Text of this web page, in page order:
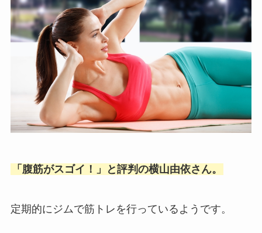
「腹筋がスゴイ！」と評判の横山由依さん。
定期的にジムで筋トレを行っているようです。